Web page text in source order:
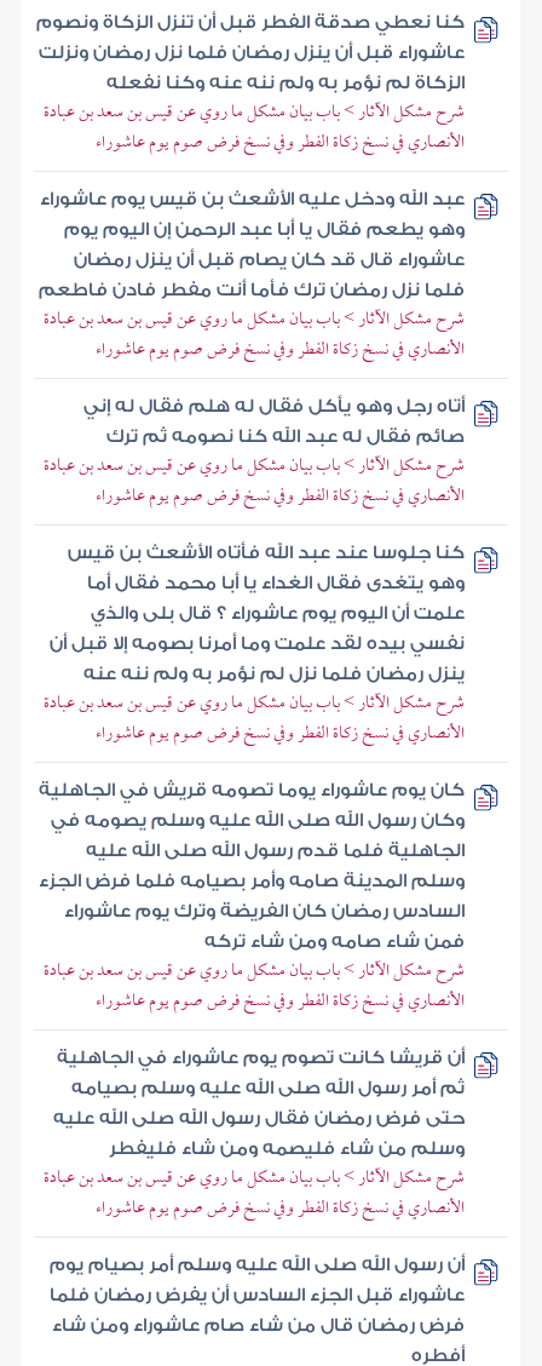
كنا نعطي صدقة الفطر قبل أن تنزل الزكاة ونصوم
عاشوراء قبل أن ينزل رمضان فلما نزل رمضان ونزلت
الزكاة لم نؤمر به ولم ننه عنه وكنا نفعله
شرح مشكل الآثار > باب بيان مشكل ما روي عن قيس بن سعد بن عبادة
الأنصاري في نسخ زكاة الفطر وفي نسخ فرض صوم يوم عاشوراء
عبد الله ودخل عليه الأشعث بن قيس يوم عاشوراء
وهو يطعم فقال يا أبا عبد الرحمن إن اليوم يوم
عاشوراء قال قد كان يصام قبل أن ينزل رمضان
فلما نزل رمضان ترك فأما أنت مفطر فادن فاطعم
شرح مشكل الآثار > باب بيان مشكل ما روي عن قيس بن سعد بن عبادة
الأنصاري في نسخ زكاة الفطر وفي نسخ فرض صوم يوم عاشوراء
أتاه رجل وهو يأكل فقال له هلم فقال له إني
صائم فقال له عبد الله كنا نصومه ثم ترك
شرح مشكل الآثار > باب بيان مشكل ما روي عن قيس بن سعد بن عبادة
الأنصاري في نسخ زكاة الفطر وفي نسخ فرض صوم يوم عاشوراء
كنا جلوسا عند عبد الله فأتاه الأشعث بن قيس
وهو يتغدى فقال الغداء يا أبا محمد فقال أما
علمت أن اليوم يوم عاشوراء ؟ قال بلى والذي
نفسي بيده لقد علمت وما أمرنا بصومه إلا قبل أن
ينزل رمضان فلما نزل لم نؤمر به ولم ننه عنه
شرح مشكل الآثار > باب بيان مشكل ما روي عن قيس بن سعد بن عبادة
الأنصاري في نسخ زكاة الفطر وفي نسخ فرض صوم يوم عاشوراء
كان يوم عاشوراء يوما تصومه قريش في الجاهلية
وكان رسول الله صلى الله عليه وسلم يصومه في
الجاهلية فلما قدم رسول الله صلى الله عليه
وسلم المدينة صامه وأمر بصيامه فلما فرض الجزء
السادس رمضان كان الفريضة وترك يوم عاشوراء
فمن شاء صامه ومن شاء تركه
شرح مشكل الآثار > باب بيان مشكل ما روي عن قيس بن سعد بن عبادة
الأنصاري في نسخ زكاة الفطر وفي نسخ فرض صوم يوم عاشوراء
أن قريشا كانت تصوم يوم عاشوراء في الجاهلية
ثم أمر رسول الله صلى الله عليه وسلم بصيامه
حتى فرض رمضان فقال رسول الله صلى الله عليه
وسلم من شاء فليصمه ومن شاء فليفطر
شرح مشكل الآثار > باب بيان مشكل ما روي عن قيس بن سعد بن عبادة
الأنصاري في نسخ زكاة الفطر وفي نسخ فرض صوم يوم عاشوراء
أن رسول الله صلى الله عليه وسلم أمر بصيام يوم
عاشوراء قبل الجزء السادس أن يفرض رمضان فلما
فرض رمضان قال من شاء صام عاشوراء ومن شاء
أفطره